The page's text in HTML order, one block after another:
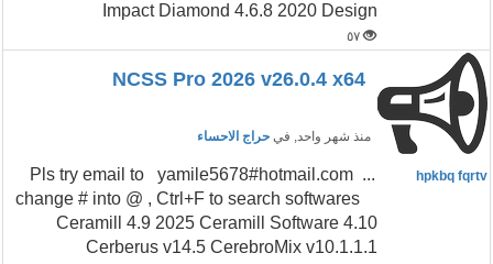
Impact Diamond 4.6.8 2020 Design
٥٧
منذ شهر واحد, في حراج الاحساء
hpkbq fqrtv
...Pls try email to yamile5678#hotmail.com
change # into @ , Ctrl+F to search softwares
Ceramill 4.9 2025 Ceramill Software 4.10
Cerberus v14.5 CerebroMix v10.1.1.1